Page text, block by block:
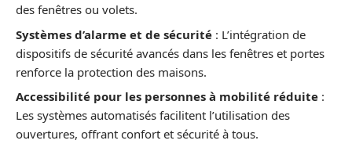
des fenêtres ou volets.
Systèmes d’alarme et de sécurité : L’intégration de
dispositifs de sécurité avancés dans les fenêtres et portes
renforce la protection des maisons.
Accessibilité pour les personnes à mobilité réduite :
Les systèmes automatisés facilitent l’utilisation des
ouvertures, offrant confort et sécurité à tous.